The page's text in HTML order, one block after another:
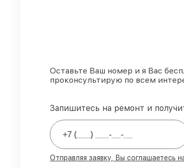
ремонтов
90%комплектующих
Оригинальные
работ
Оставьте Ваш номер и я Вас
проконсультирую по всем
Запишитесь на ремонт и
Отправляя заявку, Вы соглашаетесь